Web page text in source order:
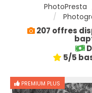
PhotoPresta
207 offres
5/5
PREMIUM PLUS